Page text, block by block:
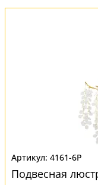
4161-6P
Подвесная